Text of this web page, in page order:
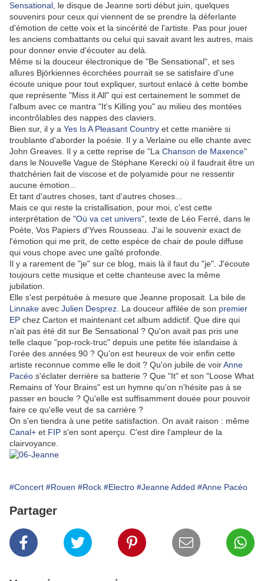
Sensational , le disque de Jeanne sorti début juin, quelques
souvenirs pour ceux qui viennent de se prendre la déferlante
d'émotion de cette voix et la sincérité de l'artiste. Pas pour jouer
les anciens combattants ou celui qui savait avant les autres, mais
pour donner envie d'écouter au delà.
Même si la douceur électronique de "Be Sensational", et ses
allures Björkiennes écorchées pourrait se se satisfaire d'une
écoute unique pour tout expliquer, surtout enlacé à cette bombe
que représente "Miss it All" qui est certainement le sommet de
l'album avec ce mantra "It's Killing you" au milieu des montées
incontrôlables des nappes des claviers.
Bien sur, il y a Yes Is A Pleasant Country et cette manière si
troublante d'aborder la poésie. Il y a Verlaine ou elle chante avec
John Greaves. Il y a cette reprise de "La Chanson de Maxence"
dans le Nouvelle Vague de Stéphane Kerecki où il faudrait être un
thatchérien fait de viscose et de polyamide pour ne ressentir
aucune émotion...
Et tant d'autres choses, tant d'autres choses...
Mais ce qui reste la cristallisation, pour moi, c'est cette
interprétation de "Où va cet univers", texte de Léo Ferré, dans le
Poète, Vos Papiers d'Yves Rousseau. J'ai le souvenir exact de
l'émotion qui me prit, de cette espèce de chair de poule diffuse
qui vous chope avec une gaîté profonde.
Il y a rarement de "je" sur ce blog, mais là il faut du "je". J'écoute
toujours cette musique et cette chanteuse avec la même
jubilation.
Elle s'est perpétuée à mesure que Jeanne proposait. La bile de
Linnake avec Julien Desprez . La douceur affilée de son premier
EP chez Carton et maintenant cet album addictif. Que dire qui
n'ait pas été dit sur Be Sensational ? Qu'on avait pas pris une
telle claque "pop-rock-truc" depuis une petite fée islandaise à
l'orée des années 90 ? Qu'on est heureux de voir enfin cette
artiste reconnue comme elle le doit ? Qu'on jubile de voirAnne
Pacéo s'éclater derrière sa batterie ? Que "It" et son "Loose What
Remains of Your Brains" est un hymne qu'on n'hésite pas à se
passer en boucle ? Qu'elle est suffisamment douée pour pouvoir
faire ce qu'elle veut de sa carrière ?
On s'en tiendra à une petite satisfaction. On avait raison : même
Canal+ et FIP s'en sont aperçu. C'est dire l'ampleur de la
clairvoyance.
#Concert #Rouen #Rock #Electro #Jeanne Added #Anne Pacéo
Partager